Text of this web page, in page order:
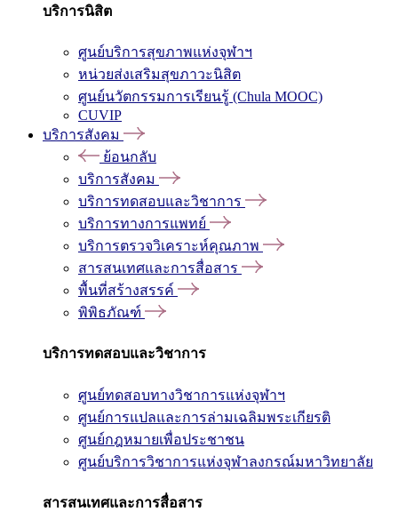
บริการนิสิต
ศูนย์บริการสุขภาพแห่งจุฬาฯ
หน่วยส่งเสริมสุขภาวะนิสิต
ศูนย์นวัตกรรมการเรียนรู้ (Chula MOOC)
CUVIP
บริการสังคม
ย้อนกลับ
บริการสังคม
บริการทดสอบและวิชาการ
บริการทางการแพทย์
บริการตรวจวิเคราะห์คุณภาพ
สารสนเทศและการสื่อสาร
พื้นที่สร้างสรรค์
พิพิธภัณฑ์
บริการทดสอบและวิชาการ
ศูนย์ทดสอบทางวิชาการแห่งจุฬาฯ
ศูนย์การแปลและการล่ามเฉลิมพระเกียรติ
ศูนย์กฎหมายเพื่อประชาชน
ศูนย์บริการวิชาการแห่งจุฬาลงกรณ์มหาวิทยาลัย
สารสนเทศและการสื่อสาร